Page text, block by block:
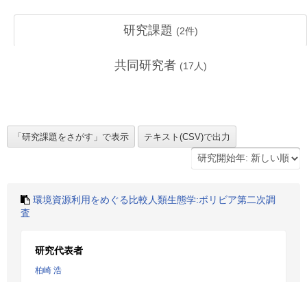
研究課題 (2件)
共同研究者 (17 人)
環境資源利用をめぐる比較人類生態学:ボリビア第二次調
査
研究代表者
柏崎 浩